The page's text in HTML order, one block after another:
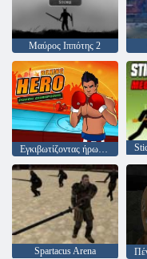
Μαύρος Ιππότης 2
Spartacus Arena